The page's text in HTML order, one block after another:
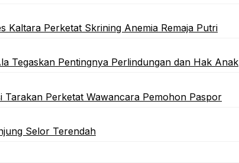
Kaltara Perketat Skrining Anemia Remaja Putri
Tegaskan Pentingnya Perlindungan dan Hak Anak
Tarakan Perketat Wawancara Pemohon Paspor
Selor Terendah